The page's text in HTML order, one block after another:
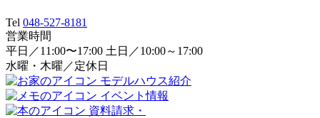
Tel 048-527-8181
営業時間
平日／11:00〜17:00 土日／10:00～17:00
水曜・木曜／定休日
モデルハウス紹介
イベント情報
資料請求・